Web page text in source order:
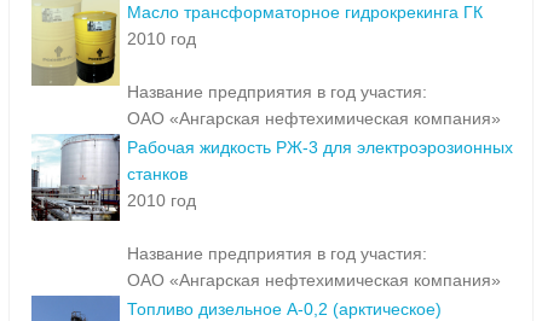
Масло трансформаторное гидрокрекинга ГК
2010 год
Название предприятия в год участия:
ОАО «Ангарская нефтехимическая компания»
Рабочая жидкость РЖ-3 для электроэрозионных
станков
2010 год
Название предприятия в год участия:
ОАО «Ангарская нефтехимическая компания»
Топливо дизельное А-0,2 (арктическое)